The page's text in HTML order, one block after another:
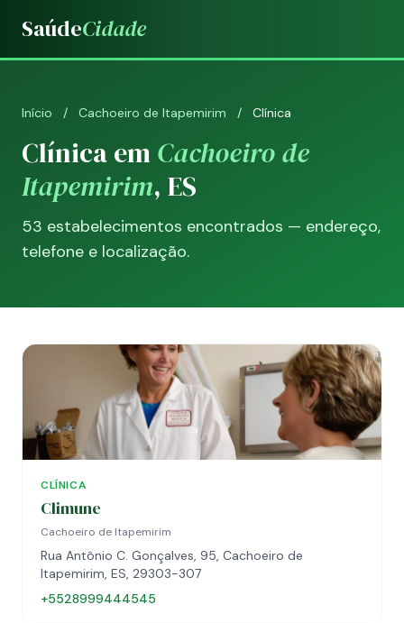
SaúdeCidade
Início / Cachoeiro de Itapemirim / Clínica
Clínica emCachoeiro de
Itapemirim, ES
53 estabelecimentos encontrados — endereço,
telefone e localização.
CLÍNICA
Climune
Cachoeiro de Itapemirim
Rua Antônio C. Gonçalves, 95, Cachoeiro de
Itapemirim, ES, 29303-307
+5528999444545